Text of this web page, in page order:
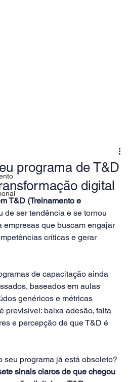
programa de T&D
digital
T&D (Treinamento e
de ser tendência e se tornou
empresas que buscam engajar
críticas e gerar
de capacitação ainda
baseados em aulas
genéricos e métricas
previsível: baixa adesão, falta
e percepção de que T&D é
seu programa já está obsoleto?
sinais claros de que chegou